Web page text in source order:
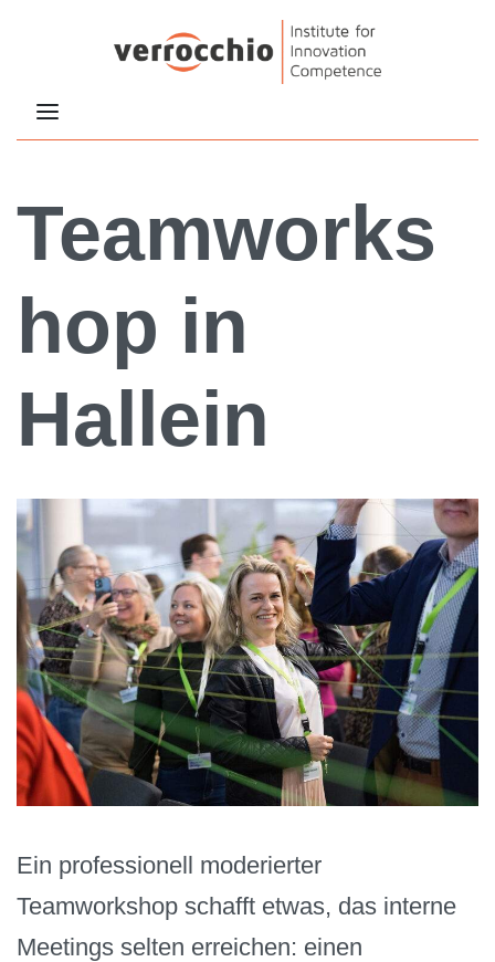
Teamworks
hop in
Hallein
Ein professionell moderierter
Teamworkshop schafft etwas, das interne
Meetings selten erreichen: einen